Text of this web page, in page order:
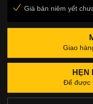
Giá bán niêm yết
Giao
HẸN
Để được